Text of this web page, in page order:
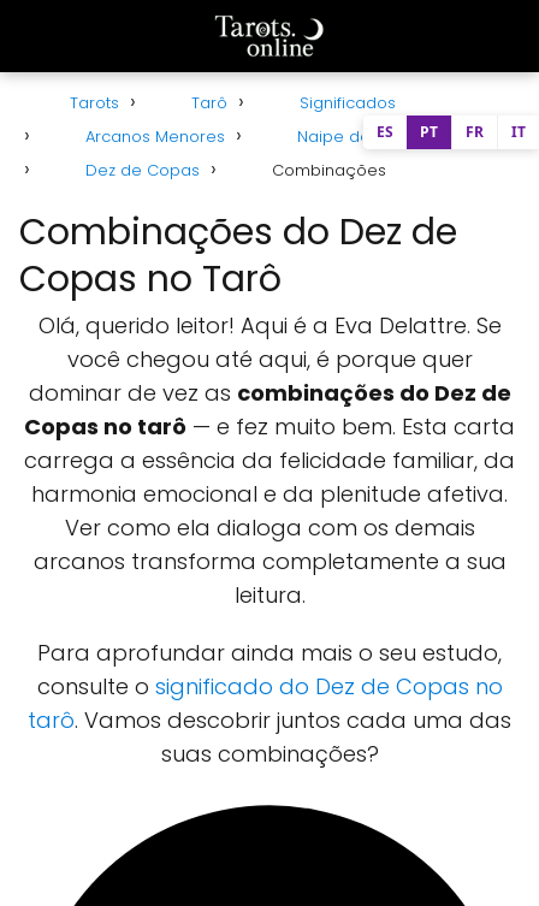
Tarots Tarô
Significados
Arcanos Menores
Naipe de Copas
Dez de Copas
Combinações
Combinações do Dez de
Copas no Tarô
Olá, querido leitor! Aqui é a Eva Delattre. Se
você chegou até aqui, é porque quer
dominar de vez as combinações do Dez de
Copas no tarô — e fez muito bem. Esta carta
carrega a essência da felicidade familiar, da
harmonia emocional e da plenitude afetiva.
Ver como ela dialoga com os demais
arcanos transforma completamente a sua
leitura.
Para aprofundar ainda mais o seu estudo,
consulte o significado do Dez de Copas no
tarô. Vamos descobrir juntos cada uma das
suas combinações?
ES PT FR IT